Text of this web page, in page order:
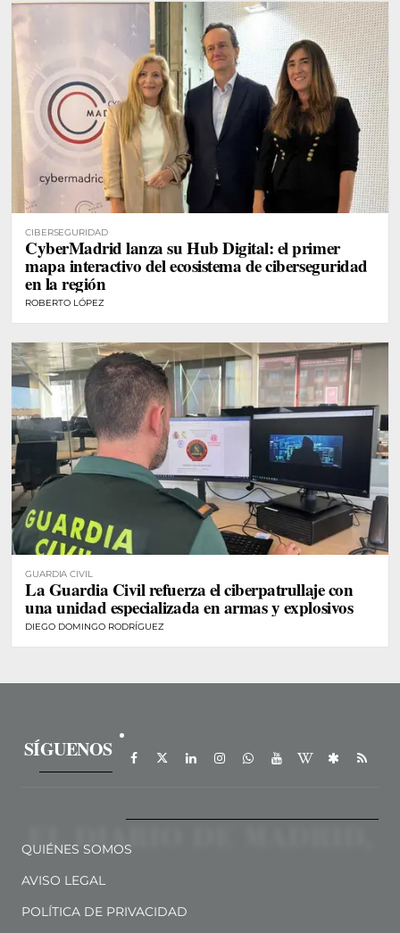
CIBERSEGURIDAD
CyberMadrid lanza su Hub Digital: el primer
mapa interactivo del ecosistema de ciberseguridad
en la región
ROBERTO LÓPEZ
GUARDIA CIVIL
La Guardia Civil refuerza el ciberpatrullaje con
una unidad especializada en armas y explosivos
DIEGO DOMINGO RODRÍGUEZ
SÍGUENOS
QUIÉNES SOMOS
AVISO LEGAL
POLÍTICA DE PRIVACIDAD